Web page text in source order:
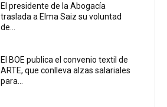
El presidente de la Abogacía
traslada a Elma Saiz su voluntad
de...
El BOE publica el convenio textil de
ARTE, que conlleva alzas salariales
para...